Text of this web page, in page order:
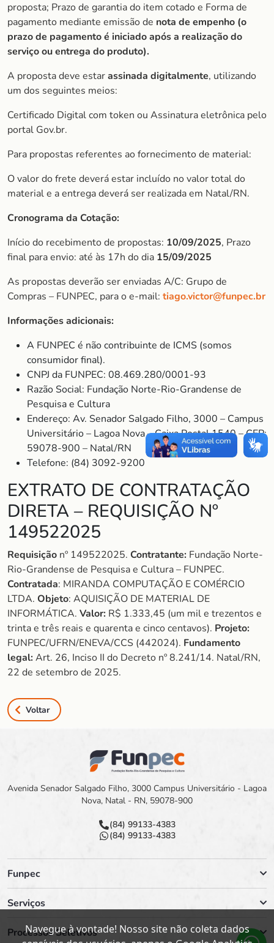
proposta; Prazo de garantia do item cotado e Forma de
pagamento mediante emissão de nota de empenho (o
prazo de pagamento é iniciado após a realização do
serviço ou entrega do produto).
A proposta deve estarassinada digitalmente, utilizando
um dos seguintes meios:
Certificado Digital com token ou Assinatura eletrônica pelo
portal Gov.br.
Para propostas referentes ao fornecimento de material:
O valor do frete deverá estar incluído no valor total do
material e a entrega deverá ser realizada em Natal/RN.
Cronograma da Cotação:
Início do recebimento de propostas: 10/09/2025, Prazo
final para envio: até às 17h do dia 15/09/2025
As propostas deverão ser enviadas A/C: Grupo de
Compras – FUNPEC, para o e-mail: tiago.victor@funpec.br
Informações adicionais:
A FUNPEC é não contribuinte de ICMS (somos
consumidor final).
CNPJ da FUNPEC: 08.469.280/0001-93
Razão Social: Fundação Norte-Rio-Grandense de
Pesquisa e Cultura
Endereço: Av. Senador Salgado Filho, 3000 – Campus
Universitário – Lagoa Nova – Caixa Postal 1540 – CEP:
59078-900 – Natal/RN
Telefone: (84) 3092-9200
EXTRATO DE CONTRATAÇÃO
DIRETA – REQUISIÇÃO Nº
149522025
Requisição nº 149522025. Contratante: Fundação Norte-
Rio-Grandense de Pesquisa e Cultura – FUNPEC.
Contratada: MIRANDA COMPUTAÇÃO E COMÉRCIO
LTDA. Objeto: AQUISIÇÃO DE MATERIAL DE
INFORMÁTICA. Valor: R$ 1.333,45 (um mil e trezentos e
trinta e três reais e quarenta e cinco centavos). Projeto:
FUNPEC/UFRN/ENEVA/CCS (442024). Fundamento
legal:Art. 26, Inciso II do Decreto nº 8.241/14. Natal/RN,
22 de setembro de 2025.
Voltar
Avenida Senador Salgado Filho, 3000 Campus Universitário - Lagoa
Nova, Natal - RN, 59078-900
(84) 99133-4383
(84) 99133-4383
Funpec
Serviços
Processos Seletivos
Navegue à vontade! Nosso site não coleta dados